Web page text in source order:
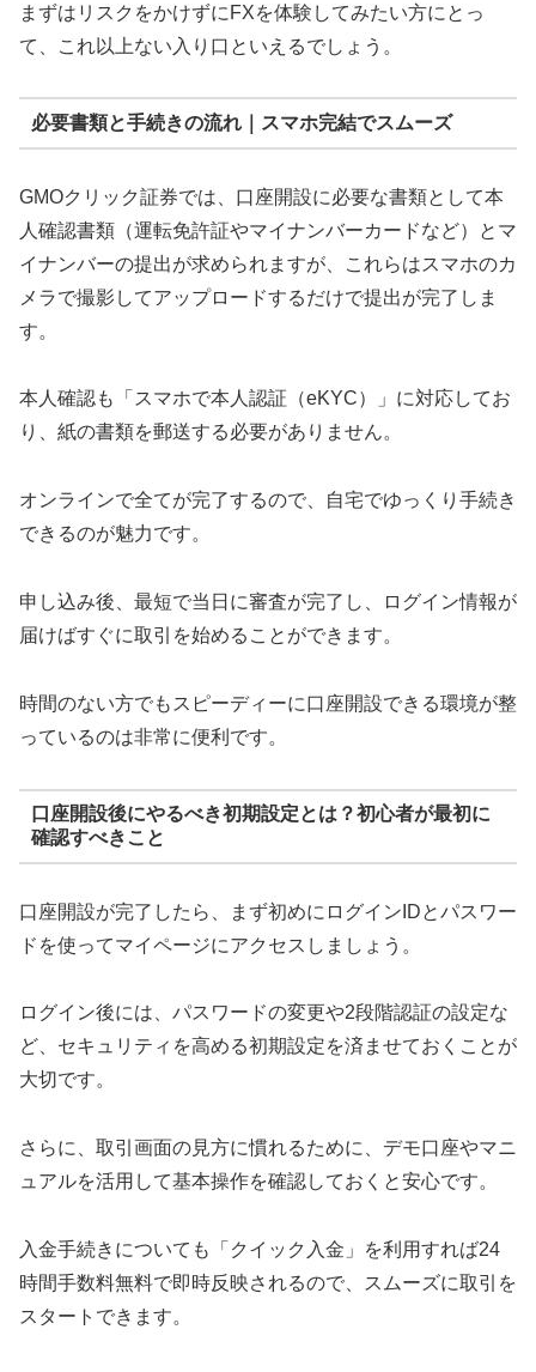
まずはリスクをかけずにFXを体験してみたい方にとっ
て、これ以上ない入り口といえるでしょう。
必要書類と手続きの流れ｜スマホ完結でスムーズ
GMOクリック証券では、口座開設に必要な書類として本
人確認書類（運転免許証やマイナンバーカードなど）とマ
イナンバーの提出が求められますが、これらはスマホのカ
メラで撮影してアップロードするだけで提出が完了しま
す。
本人確認も「スマホで本人認証（eKYC）」に対応してお
り、紙の書類を郵送する必要がありません。
オンラインで全てが完了するので、自宅でゆっくり手続き
できるのが魅力です。
申し込み後、最短で当日に審査が完了し、ログイン情報が
届けばすぐに取引を始めることができます。
時間のない方でもスピーディーに口座開設できる環境が整
っているのは非常に便利です。
口座開設後にやるべき初期設定とは？初心者が最初に
確認すべきこと
口座開設が完了したら、まず初めにログインIDとパスワー
ドを使ってマイページにアクセスしましょう。
ログイン後には、パスワードの変更や2段階認証の設定な
ど、セキュリティを高める初期設定を済ませておくことが
大切です。
さらに、取引画面の見方に慣れるために、デモ口座やマニ
ュアルを活用して基本操作を確認しておくと安心です。
入金手続きについても「クイック入金」を利用すれば24
時間手数料無料で即時反映されるので、スムーズに取引を
スタートできます。